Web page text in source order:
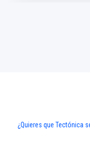
¿Quieres que Tectónica